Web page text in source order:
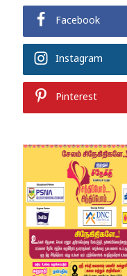
Facebook
Instagram
Pinterest